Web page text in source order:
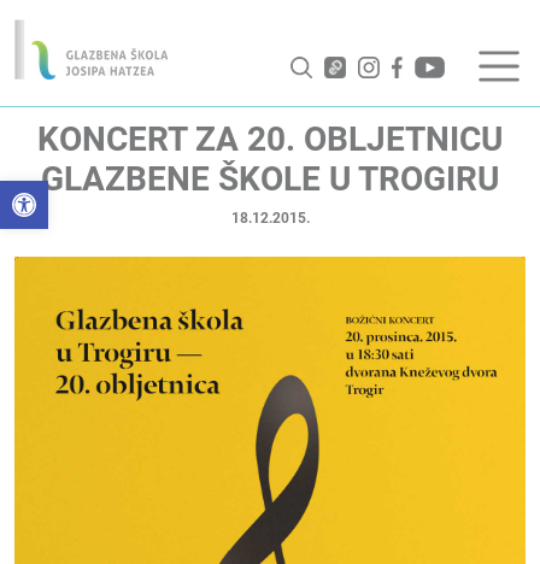
Open toolbar
KONCERT ZA 20. OBLJETNICU
GLAZBENE ŠKOLE U TROGIRU
18.12.2015.